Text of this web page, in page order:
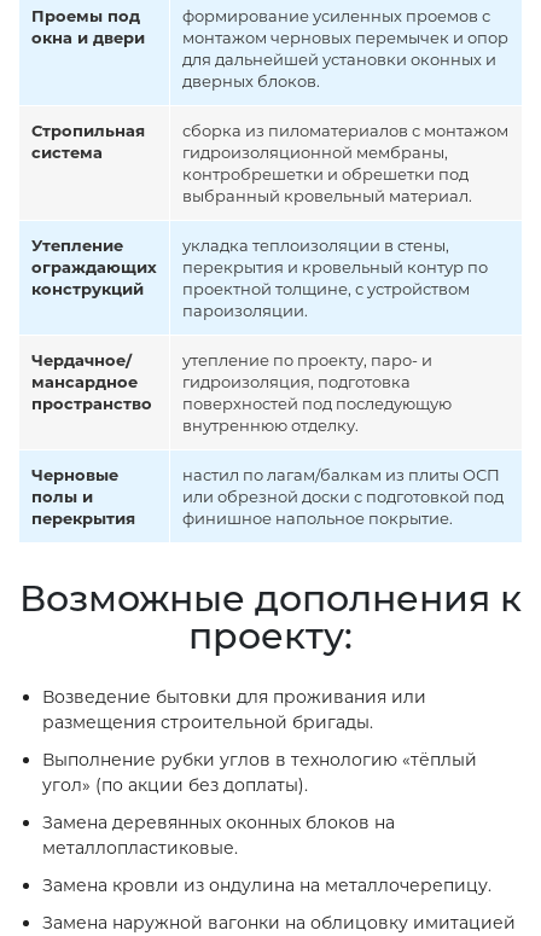
Проемы под
окна и двери
формирование усиленных проемов с
монтажом черновых перемычек и опор
для дальнейшей установки оконных и
дверных блоков.
Стропильная
система
сборка из пиломатериалов с монтажом
гидроизоляционной мембраны,
контробрешетки и обрешетки под
выбранный кровельный материал.
Утепление
ограждающих
конструкций
укладка теплоизоляции в стены,
перекрытия и кровельный контур по
проектной толщине, с устройством
пароизоляции.
Чердачное/
мансардное
пространство
утепление по проекту, паро- и
гидроизоляция, подготовка
поверхностей под последующую
внутреннюю отделку.
Черновые
полы и
перекрытия
настил по лагам/балкам из плиты ОСП
или обрезной доски с подготовкой под
финишное напольное покрытие.
Возможные дополнения к
проекту:
Возведение бытовки для проживания или
размещения строительной бригады.
Выполнение рубки углов в технологию «тёплый
угол» (по акции без доплаты).
Замена деревянных оконных блоков на
металлопластиковые.
Замена кровли из ондулина на металлочерепицу.
Замена наружной вагонки на облицовку имитацией